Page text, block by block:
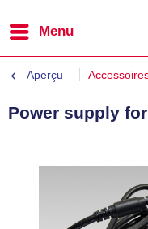
Menu
Aperçu
Power supply